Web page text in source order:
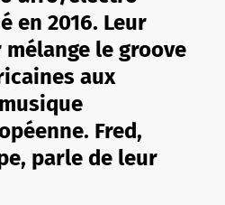
en 2016. Leur
le groove
aux
Fred,
parle de leur